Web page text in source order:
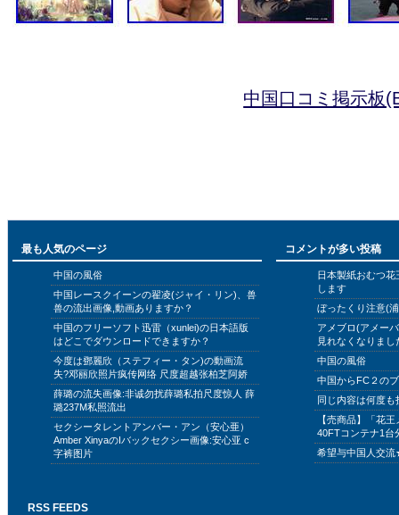
中国口コミ掲示板
最も人気のページ
中国の風俗
中国レースクイーンの翟凌(ジャイ・リン)、兽
兽の流出画像,動画ありますか？
中国のフリーソフト迅雷（xunlei)の日本語版
はどこでダウンロードできますか？
今度は鄧麗欣（ステフィー・タン)の動画流
失?邓丽欣照片疯传网络 尺度超越张柏芝阿娇
薛璐の流失画像:非诚勿扰薛璐私拍尺度惊人 薛
璐237M私照流出
セクシータレントアンバー・アン（安心亜）
Amber XinyaのIバックセクシー画像:安心亚 c
字裤图片
コメントが多い投稿
日本製紙おむつ
します
ぼったくり注意(
アメブロ(アメー
見れなくなりまし
中国の風俗
中国からFC２の
同じ内容は何度
【売商品】「花
40FTコンテナ1台
希望与中国人交
RSS FEEDS